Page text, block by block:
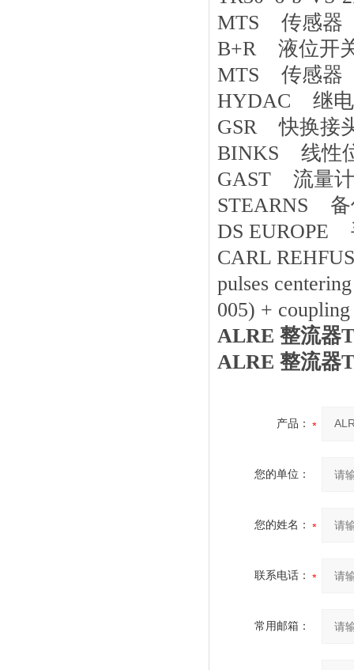
MTS 传感器
B+R 液位开
MTS 传感器
HYDAC 继电
GSR 快换接
BINKS 线性
GAST 流量计
STEARNS 备
DS EUROPE
CARL
pulses
005) +
ALRE 整流器
ALRE 整流器
产品：
您的单位：
您的姓名：
联系电话：
常用邮箱：